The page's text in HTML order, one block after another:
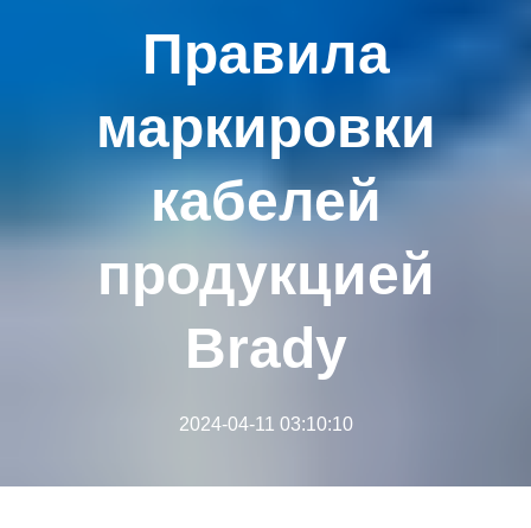
Правила
маркировки
кабелей
продукцией
Brady
2024-04-11 03:10:10